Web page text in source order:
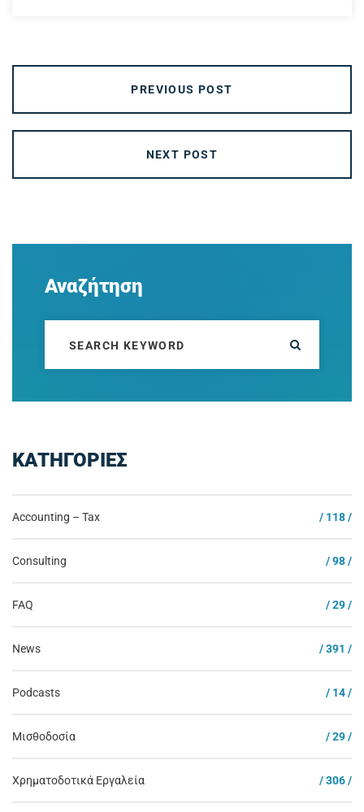
PREVIOUS POST
NEXT POST
Αναζήτηση
ΚΑΤΗΓΟΡΙΕΣ
Accounting – Tax / 118 /
Consulting / 98 /
FAQ / 29 /
News / 391 /
Podcasts / 14 /
Μισθοδοσία / 29 /
Χρηματοδοτικά Εργαλεία / 306 /